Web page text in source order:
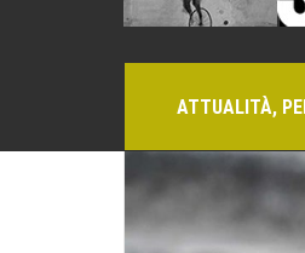
ATTUALITÀ,